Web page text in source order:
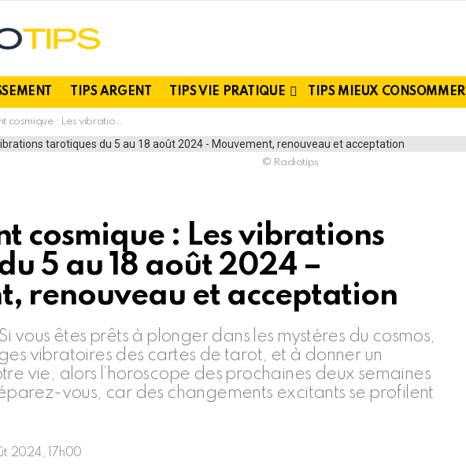
TIPS ARGENT TIPS VIE PRATIQUE TIPS MIEUX CONSOMMER
tarotiques du 5 au 18 août 2024 – Mouvement, renouveau et acceptation
© Radiotips
cosmique : Les vibrations
5 au 18 août 2024 –
renouveau et acceptation
vous êtes prêts à plonger dans les mystères du cosmos,
vibratoires des cartes de tarot, et à donner un
vie, alors l’horoscope des prochaines deux semaines
vous, car des changements excitants se profilent
2024, 17h00